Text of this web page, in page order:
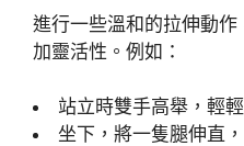
進行一些溫和的拉伸動
加靈活性。例如：
站立時雙手高舉，輕
坐下，將一隻腿伸直